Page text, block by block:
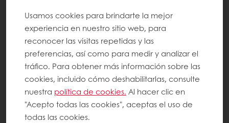
Usamos cookies para brindarte la mejor
experiencia en nuestro sitio web, para
reconocer las visitas repetidas y las
preferencias, así como para medir y analizar el
tráfico. Para obtener más información sobre las
cookies, incluido cómo deshabilitarlas, consulte
nuestra política de cookies. Al hacer clic en
"Acepto todas las cookies", aceptas el uso de
todas las cookies.